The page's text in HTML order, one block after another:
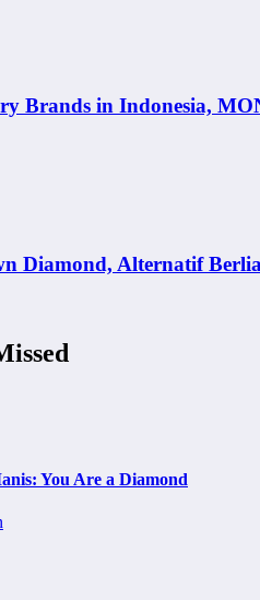
Brands in Indonesia,
Diamond, Alternatif
You Are a Diamond